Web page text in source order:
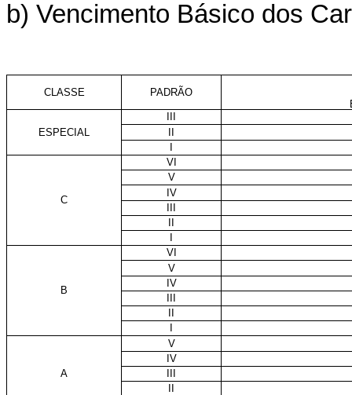
b) Vencimento Básico dos
CLASSE
PADRÃO
ESPECIAL
C
VI
V
IV
B
VI
V
IV
A
V
IV